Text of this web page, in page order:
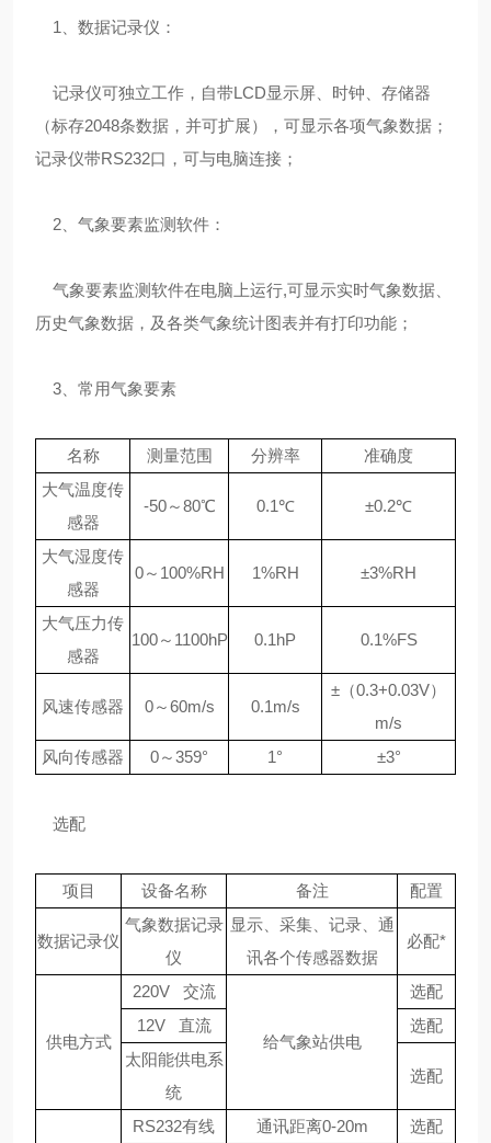
1、数据记录仪：
记录仪可独立工作，自带LCD显示屏、时钟、存储器
（标存2048条数据，并可扩展），可显示各项气象数据；
记录仪带RS232口，可与电脑连接；
2、气象要素监测软件：
气象要素监测软件在电脑上运行,可显示实时气象数据、
历史气象数据，及各类气象统计图表并有打印功能；
3、常用气象要素
名称 测量范围 分辨率
准确度
大气温度传
感器
-50～80℃ 0.1℃ ±0.2℃
大气湿度传
感器
0～100%RH 1%RH ±3%RH
大气压力传
感器
100～1100hP 0.1hP 0.1%FS
风速传感器 0～60m/s 0.1m/s
±（0.3+0.03V）
m/s
风向传感器
0～359° 1° ±3°
选配
项目 设备名称 备注 配置
数据记录仪
气象数据记录
仪
显示、采集、记录、通
讯各个传感器数据
必配*
供电方式
220V 交流
给气象站供电
选配
12V
直流
选配
太阳能供电系
统
选配
RS232有线 通讯距离0-20m
选配